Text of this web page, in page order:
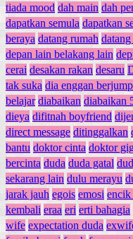
tiada mood dah main dah
dapatkan semula dapatkan
beraya datang rumah
depan lain belakang lain
cerai desakan rakan desaru
tak suka dia enggan
belajar diabaikan diabaikan
dieya difitnah boyfriend
direct message ditinggalkan
bantu doktor cinta doktor
bercinta duda duda gatal
sekarang lain dulu merayu
jarak jauh egois emosi encik
kembali eraa eri erti bahagia
wife expectation duda